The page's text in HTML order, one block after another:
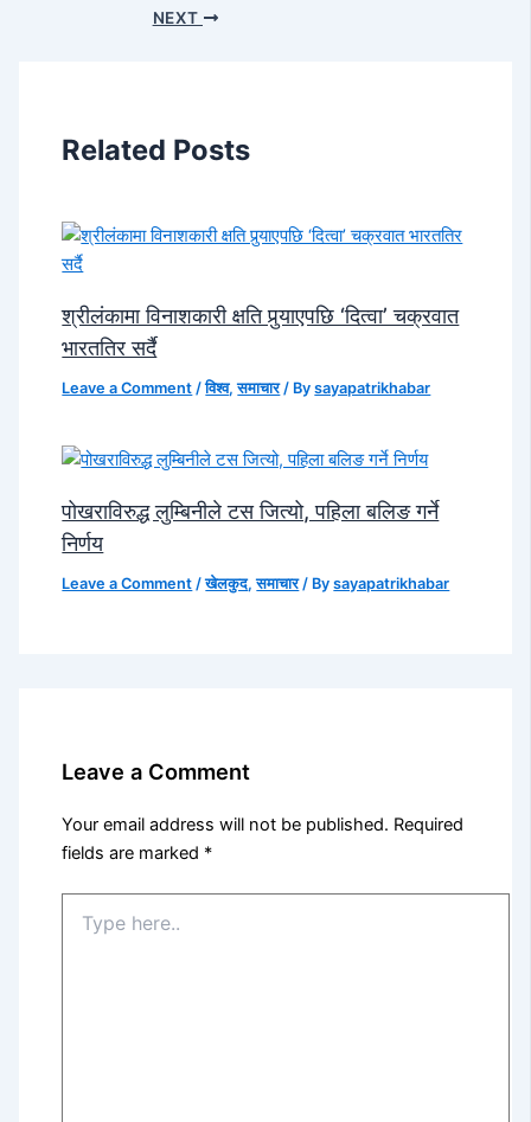
NEXT
Related Posts
श्रीलंकामा विनाशकारी क्षति पुर्‍याएपछि ‘दित्वा’ चक्रवात
भारततिर सर्दै
Leave a Comment /विश्व,समाचार/ Bysayapatrikhabar
पोखराविरुद्ध लुम्बिनीले टस जित्यो, पहिला बलिङ गर्ने
निर्णय
Leave a Comment /खेलकुद,समाचार/ Bysayapatrikhabar
Leave a Comment
Your email address will not be published. Required
fields are marked *
here..